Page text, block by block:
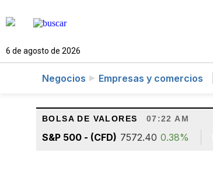
6 de agosto de 2026
Negocios Empresas y comercios
BOLSA DE VALORES 07:22 AM
S&P 500 - (CFD) 7572.40 0.38%